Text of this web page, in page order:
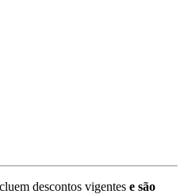
descontos vigentes e são